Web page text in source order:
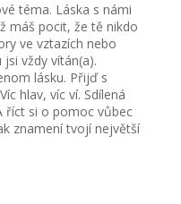
téma. Láska s námi
máš pocit, že tě nikdo
ve vztazích nebo
vždy vítán(a).
lásku. Přijď s
hlav, víc ví. Sdílená
říct si o pomoc vůbec
znamení tvojí největší